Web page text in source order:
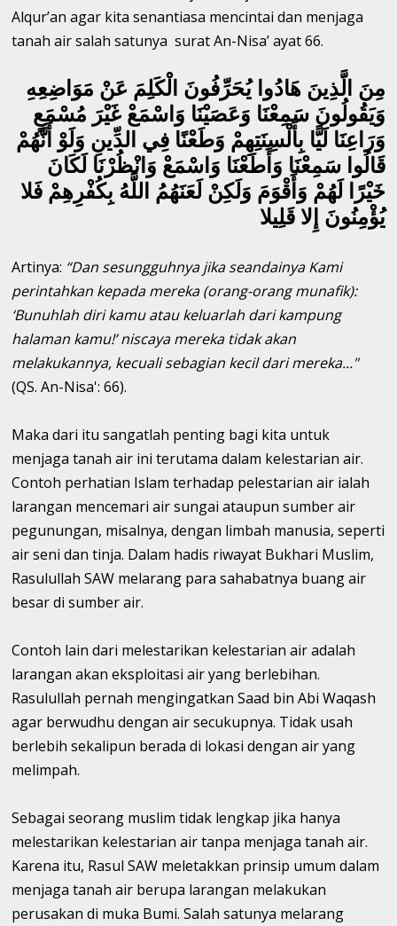
Alqur’an agar kita senantiasa mencintai dan menjaga
tanah air salah satunya surat An-Nisa’ ayat 66.
مِنَ الَّذِينَ هَادُوا يُحَرِّفُونَ الْكَلِمَ عَنْ مَوَاضِعِهِ
وَيَقُولُونَ سَمِعْنَا وَعَصَيْنَا وَاسْمَعْ غَيْرَ مُسْمَعٍ
وَرَاعِنَا لَيًّا بِأَلْسِنَتِهِمْ وَطَعْنًا فِي الدِّينِ وَلَوْ أَنَّهُمْ
قَالُوا سَمِعْنَا وَأَطَعْنَا وَاسْمَعْ وَانْظُرْنَا لَكَانَ
خَيْرًا لَهُمْ وَأَقْوَمَ وَلَكِنْ لَعَنَهُمُ اللَّهُ بِكُفْرِهِمْ فَلا
يُؤْمِنُونَ إِلا قَلِيلا
Artinya: “Dan sesungguhnya jika seandainya Kami
perintahkan kepada mereka (orang-orang munafik):
‘Bunuhlah diri kamu atau keluarlah dari kampung
halaman kamu!’ niscaya mereka tidak akan
melakukannya, kecuali sebagian kecil dari mereka..."
(QS. An-Nisa': 66).
Maka dari itu sangatlah penting bagi kita untuk
menjaga tanah air ini terutama dalam kelestarian air.
Contoh perhatian Islam terhadap pelestarian air ialah
larangan mencemari air sungai ataupun sumber air
pegunungan, misalnya, dengan limbah manusia, seperti
air seni dan tinja. Dalam hadis riwayat Bukhari Muslim,
Rasulullah SAW melarang para sahabatnya buang air
besar di sumber air.
Contoh lain dari melestarikan kelestarian air adalah
larangan akan eksploitasi air yang berlebihan.
Rasulullah pernah mengingatkan Saad bin Abi Waqash
agar berwudhu dengan air secukupnya. Tidak usah
berlebih sekalipun berada di lokasi dengan air yang
melimpah.
Sebagai seorang muslim tidak lengkap jika hanya
melestarikan kelestarian air tanpa menjaga tanah air.
Karena itu, Rasul SAW meletakkan prinsip umum dalam
menjaga tanah air berupa larangan melakukan
perusakan di muka Bumi. Salah satunya melarang